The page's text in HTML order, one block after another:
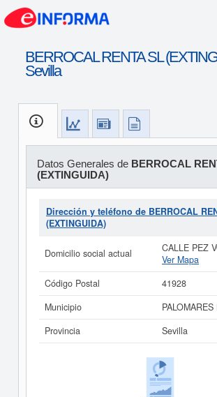
BERROCAL RENTA SL
Sevilla
Datos Generales de BERROCAL
(EXTINGUIDA)
Dirección y teléfono de BERROCAL
(EXTINGUIDA)
Domicilio social actual
CALLE PEZ
Ver Mapa
Código Postal
41928
Municipio
Provincia
Sevilla